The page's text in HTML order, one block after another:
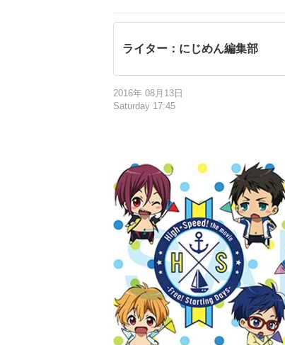
ライター：にじめん編集部
2016年 08月13日
Saturday 17:45